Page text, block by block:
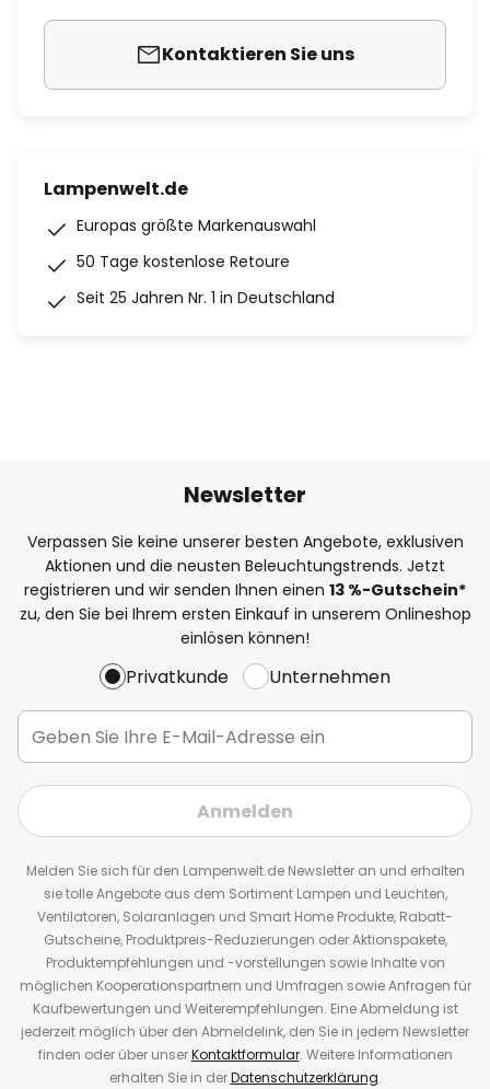
Kontaktieren Sie uns
Lampenwelt.de
Europas größte Markenauswahl
50 Tage kostenlose Retoure
Seit 25 Jahren Nr. 1 in Deutschland
Newsletter
Verpassen Sie keine unserer besten Angebote, exklusiven
Aktionen und die neusten Beleuchtungstrends. Jetzt
registrieren und wir senden Ihnen einen 13 %-Gutschein*
zu, den Sie bei Ihrem ersten Einkauf in unserem Onlineshop
einlösen können!
Privatkunde Unternehmen
Anmelden
Melden Sie sich für den Lampenwelt.de Newsletter an und erhalten
sie tolle Angebote aus dem Sortiment Lampen und Leuchten,
Ventilatoren, Solaranlagen und Smart Home Produkte, Rabatt-
Gutscheine, Produktpreis-Reduzierungen oder Aktionspakete,
Produktempfehlungen und -vorstellungen sowie Inhalte von
möglichen Kooperationspartnern und Umfragen sowie Anfragen für
Kaufbewertungen und Weiterempfehlungen. Eine Abmeldung ist
jederzeit möglich über den Abmeldelink, den Sie in jedem Newsletter
finden oder über unserKontaktformular. Weitere Informationen
erhalten Sie in derDatenschutzerklärung.